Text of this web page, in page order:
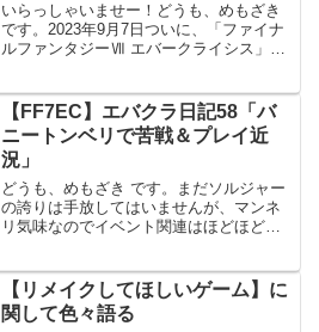
いらっしゃいませー！どうも、めもざき
です。2023年9月7日ついに、「ファイナ
ルファンタジーⅦ エバークライシス」の
書いていきます。と言ってもまだリリー
スされたばかり...
【FF7EC】エバクラ日記58「バ
ニートンベリで苦戦＆プレイ近
況」
どうも、めもざき です。まだソルジャー
の誇りは手放してはいませんが、マンネ
リ気味なのでイベント関連はほどほどに
チベ上げたいのだが、まだ売ってるのか
な？かなり出遅れましたが...
【リメイクしてほしいゲーム】に
関して色々語る